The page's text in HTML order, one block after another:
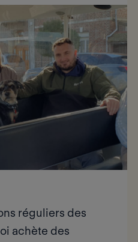
réguliers des
achète des